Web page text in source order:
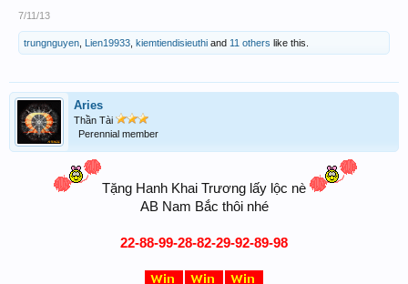
7/11/13
trungnguyen Lien19933 kiemtiendisieuthi and 11 others like this.
Aries
Thần Tài
Perennial member
Tặng Hanh Khai Trương lấy lộc nè
AB Nam Bắc thôi nhé
22-88-99-28-82-29-92-89-98